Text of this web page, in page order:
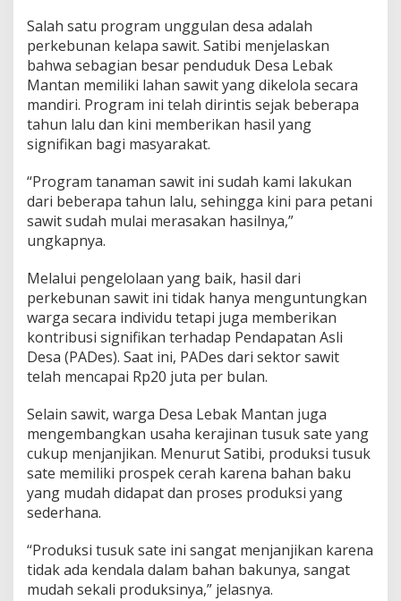
Salah satu program unggulan desa adalah
perkebunan kelapa sawit. Satibi menjelaskan
bahwa sebagian besar penduduk Desa Lebak
Mantan memiliki lahan sawit yang dikelola secara
mandiri. Program ini telah dirintis sejak beberapa
tahun lalu dan kini memberikan hasil yang
signifikan bagi masyarakat.
“Program tanaman sawit ini sudah kami lakukan
dari beberapa tahun lalu, sehingga kini para petani
sawit sudah mulai merasakan hasilnya,”
ungkapnya.
Melalui pengelolaan yang baik, hasil dari
perkebunan sawit ini tidak hanya menguntungkan
warga secara individu tetapi juga memberikan
kontribusi signifikan terhadap Pendapatan Asli
Desa (PADes). Saat ini, PADes dari sektor sawit
telah mencapai Rp20 juta per bulan.
Selain sawit, warga Desa Lebak Mantan juga
mengembangkan usaha kerajinan tusuk sate yang
cukup menjanjikan. Menurut Satibi, produksi tusuk
sate memiliki prospek cerah karena bahan baku
yang mudah didapat dan proses produksi yang
sederhana.
“Produksi tusuk sate ini sangat menjanjikan karena
tidak ada kendala dalam bahan bakunya, sangat
mudah sekali produksinya,” jelasnya.